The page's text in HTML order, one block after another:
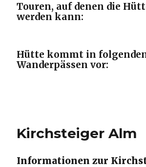
Touren, auf denen die
werden kann:
Hütte kommt in
Wanderpässen vor:
Kirchsteiger Alm
Informationen zur